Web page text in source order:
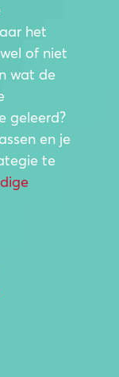
het
of niet
wat de
geleerd?
en je
te